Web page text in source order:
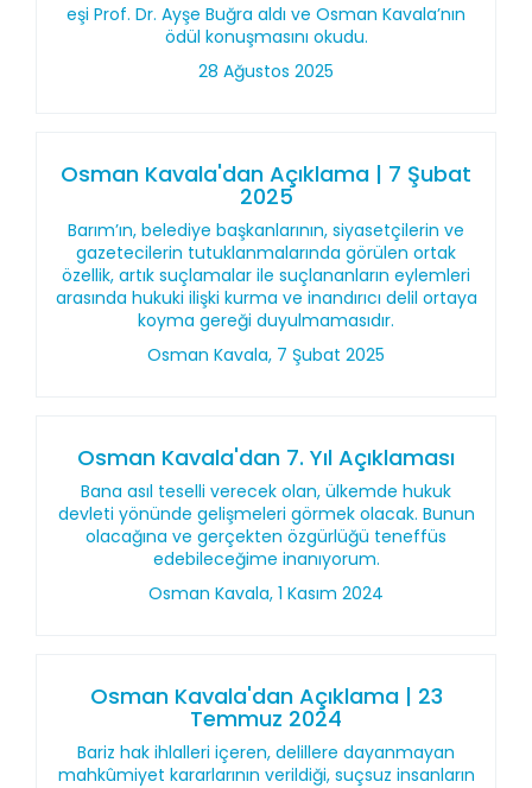
eşi Prof. Dr. Ayşe Buğra aldı ve Osman Kavala’nın
ödül konuşmasını okudu.
28 Ağustos 2025
Osman Kavala'dan Açıklama | 7 Şubat
2025
Barım’ın, belediye başkanlarının, siyasetçilerin ve
gazetecilerin tutuklanmalarında görülen ortak
özellik, artık suçlamalar ile suçlananların eylemleri
arasında hukuki ilişki kurma ve inandırıcı delil ortaya
koyma gereği duyulmamasıdır.
Osman Kavala, 7 Şubat 2025
Osman Kavala'dan 7. Yıl Açıklaması
Bana asıl teselli verecek olan, ülkemde hukuk
devleti yönünde gelişmeleri görmek olacak. Bunun
olacağına ve gerçekten özgürlüğü teneffüs
edebileceğime inanıyorum.
Osman Kavala, 1 Kasım 2024
Osman Kavala'dan Açıklama | 23
Temmuz 2024
Bariz hak ihlalleri içeren, delillere dayanmayan
mahkûmiyet kararlarının verildiği, suçsuz insanların